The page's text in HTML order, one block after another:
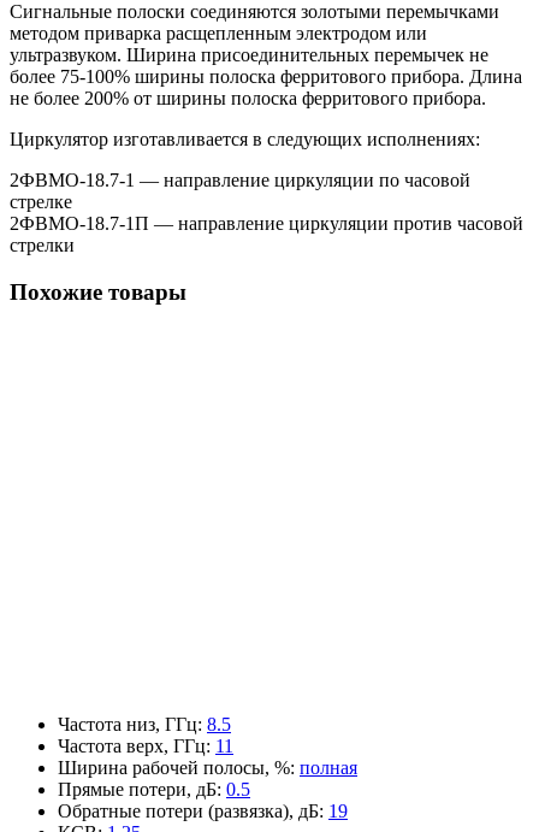
Сигнальные полоски соединяются золотыми перемычками
методом приварка расщепленным электродом или
ультразвуком. Ширина присоединительных перемычек не
более 75-100% ширины полоска ферритового прибора. Длина
не более 200% от ширины полоска ферритового прибора.
Циркулятор изготавливается в следующих исполнениях:
2ФВМO-18.7-1 — направление циркуляции по часовой
стрелке
2ФВМO-18.7-1П — направление циркуляции против часовой
стрелки
Похожие товары
Частота низ, ГГц: 8.5
Частота верх, ГГц: 11
Ширина рабочей полосы, %: полная
Прямые потери, дБ: 0.5
Обратные потери (развязка), дБ: 19